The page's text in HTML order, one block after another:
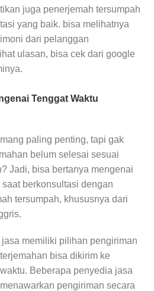
juga penerjemah tersumpah
yang baik. bisa melihatnya
dari pelanggan
ulasan, bisa cek dari google
Tenggat Waktu
paling penting, tapi gak
belum selesai sesuai
Jadi, bisa bertanya mengenai
berkonsultasi dengan
tersumpah, khususnya dari
memiliki pilihan pengiriman
bisa dikirim ke
Beberapa penyedia jasa
pengiriman secara